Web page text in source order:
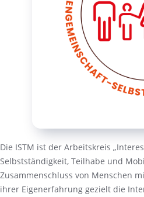
Die ISTM ist der Arbeitskreis
Selbstständigkeit, Teilhabe und
Zusammenschluss von Menschen
ihrer Eigenerfahrung gezielt die